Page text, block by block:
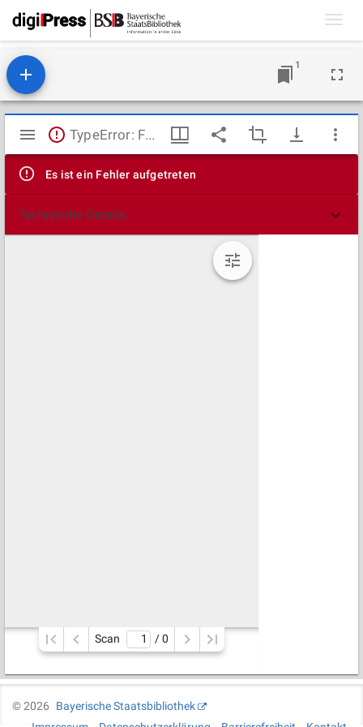
1
Mirador
Viewer
TypeError: Failed to fetch
Es ist ein Fehler aufgetreten
Technische Details
Scan / 0
©2026
Bayerische Staatsbibliothek